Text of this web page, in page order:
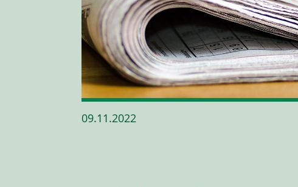
09.11.2022